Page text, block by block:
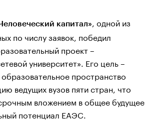
капитал» , одной из
по числу заявок, победил
проект –
университет». Его цель –
пространство
ведущих вузов пяти стран, что
вложением в общее будущее
потенциал ЕАЭС.